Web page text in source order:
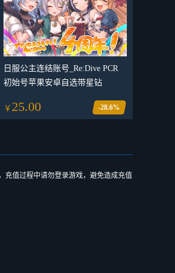
日服公主连结账号_Re:Dive PCR
初始号苹果安卓自选带星钻
￥ 25.00 -28.6%
充值过程中请勿登录游戏，避免造成充值